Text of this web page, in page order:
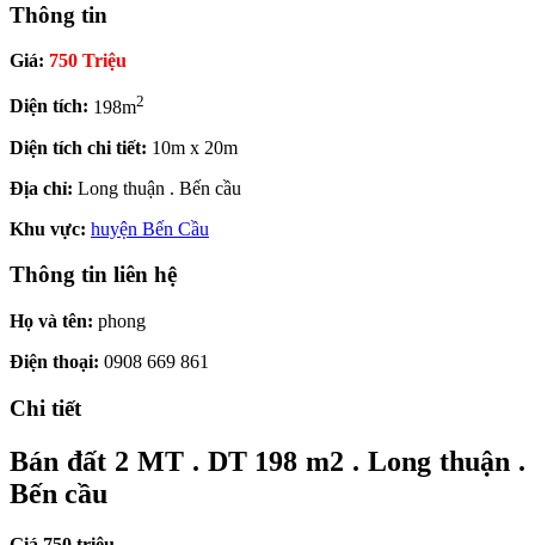
Thông tin
Giá: 750 Triệu
Diện tích: 198m2
Diện tích chi tiết: 10m x 20m
Địa chỉ: Long thuận . Bến cầu
Khu vực: huyện Bến Cầu
Thông tin liên hệ
Họ và tên: phong
Điện thoại: 0908 669 861
Chi tiết
Bán đất 2 MT . DT 198 m2 . Long thuận .
Bến cầu